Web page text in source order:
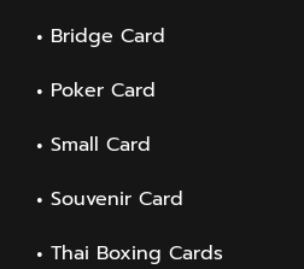
Bridge Card
Poker Card
Small Card
Souvenir Card
Thai Boxing Cards